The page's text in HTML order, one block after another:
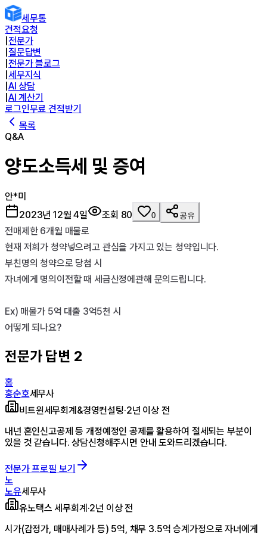
세무통
견적요청
전문가
질문답변
전문가 블로그
세무지식
AI 상담
AI 계산기
로그인무료 견적받기
목록
Q&A
양도소득세 및 증여
안*미
2023년 12월 4일
조회 80 0 공유
전매제한 6개월 매물로
현재 저희가 청약넣으려고 관심을 가지고 있는 청약입니다.
부친명의 청약으로 당첨 시
자녀에게 명의이전할 때 세금산정에관해 문의드립니다.
Ex) 매물가 5억 대출 3억5천 시
어떻게 되나요?
전문가 답변 2
홍
홍순호세무사
비트윈세무회계&경영컨설팅·2년 이상 전
내년 혼인신고공제 등 개정예정인 공제를 활용하여 절세되는 부분이
있을 것 같습니다. 상담신청해주시면 안내 도와드리겠습니다.
전문가 프로필 보기
노
노유세무사
유노택스 세무회계 ·2년 이상 전
시가(감정가, 매매사례가 등) 5억, 채무 3.5억 승계가정으로 자녀에게